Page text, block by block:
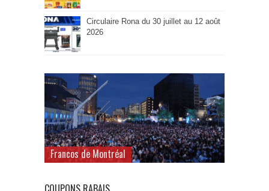
Circulaire Rona du 30 juillet au 12 août
2026
Francos de Montréal